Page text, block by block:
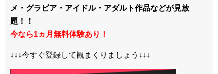
メ・グラビア・アイドル・アダルト作品などが見放
題！！
今なら1ヵ月無料体験あり！
↓↓↓今すぐ登録して観まくりましょう↓↓↓